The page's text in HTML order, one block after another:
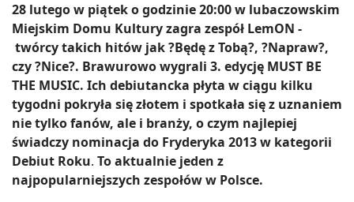
28 lutego w piątek o godzinie 20:00 w lubaczowskim
Miejskim Domu Kultury zagra zespół LemON -
twórcy takich hitów jak ?Będę z Tobą?, ?Napraw?,
czy ?Nice?. Brawurowo wygrali 3. edycję MUST BE
THE MUSIC. Ich debiutancka płyta w ciągu kilku
tygodni pokryła się złotem i spotkała się z uznaniem
nie tylko fanów, ale i branży, o czym najlepiej
świadczy nominacja do Fryderyka 2013 w kategorii
Debiut Roku. To aktualnie jeden z
najpopularniejszych zespołów w Polsce.